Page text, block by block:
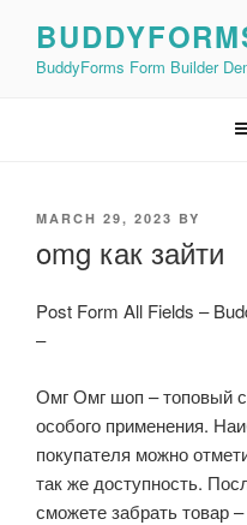
contentBuddyForms Form Builder
POSTED
MARCH 29, 2023 BY
omg как зайти
Post Form All Fields –
–
Омг Омг шоп – топовый
особого применения.
покупателя можно
так же доступность.
сможете забрать товар